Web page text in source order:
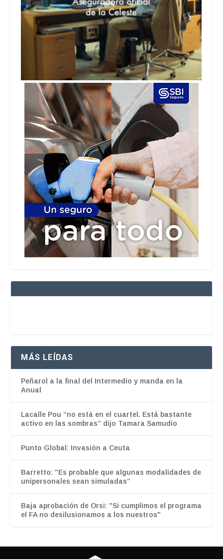
MÁS LEÍDAS
Peñarol a la final del Intermedio y manda en la
Anual
Lacalle Pou “no está en el cuartel. Está bastante
activo en las sombras” dijo Tamara Samudio
Punto Global: Invasión a Ceuta
Barretto: "Es probable que algunas modalidades de
unipersonales sean simuladas”
Baja aprobación de Orsi: "Si cumplimos el programa
el FA no desilusionamos a los nuestros"